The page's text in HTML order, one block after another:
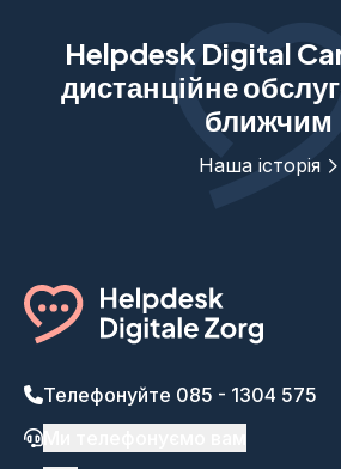
Helpdesk Digital
дистанційне
ближчим
Наша історія
Телефонуйте 085 - 1304 575